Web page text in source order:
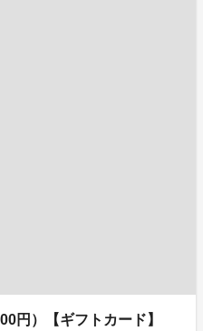
円）【ギフトカード】